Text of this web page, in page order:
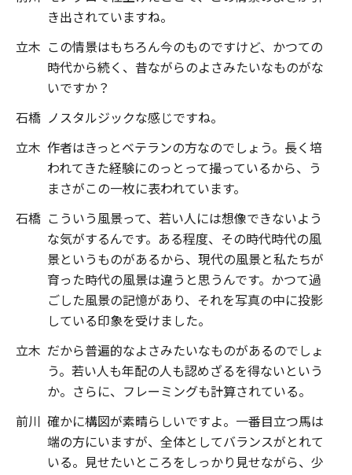
き出されていますね。
立木 この情景はもちろん今のものですけど、かつての
時代から続く、昔ながらのよさみたいなものがな
いですか？
石橋 ノスタルジックな感じですね。
立木 作者はきっとベテランの方なのでしょう。長く培
われてきた経験にのっとって撮っているから、う
まさがこの一枚に表われています。
石橋 こういう風景って、若い人には想像できないよう
な気がするんです。ある程度、その時代時代の風
景というものがあるから、現代の風景と私たちが
育った時代の風景は違うと思うんです。かつて過
ごした風景の記憶があり、それを写真の中に投影
している印象を受けました。
立木 だから普遍的なよさみたいなものがあるのでしょ
う。若い人も年配の人も認めざるを得ないという
か。さらに、フレーミングも計算されている。
前川 確かに構図が素晴らしいですよ。一番目立つ馬は
端の方にいますが、全体としてバランスがとれて
いる。見せたいところをしっかり見せながら、少